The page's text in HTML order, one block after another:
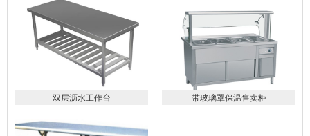
双层沥水工作台 带玻璃罩保温售卖柜